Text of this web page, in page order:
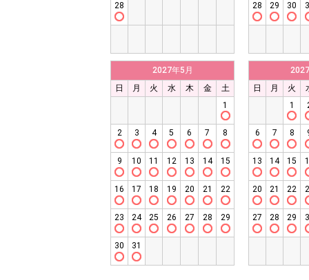
28 28 29 30
2027年5月
日
月 火 水 木 金
土
1
2 3 4 5 6 7 8
9 10 11 12 13 14 15
16 17 18 19 20 21 22
23 24 25 26 27 28 29
30 31
日
月 火
1
6 7 8
13 14 15
20 21 22
27 28 29